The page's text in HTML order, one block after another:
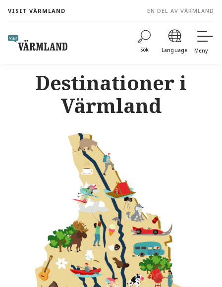
content
VISIT VÄRMLAND EN DEL AV VÄRMLAND
Sök Language Meny
Destinationer i
Värmland